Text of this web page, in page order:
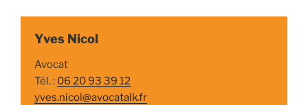
Yves Nicol
Avocat
Tél. : 06 20 93 39 12
yves.nicol@avocatalk.fr